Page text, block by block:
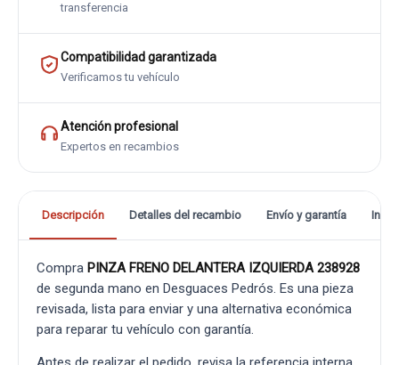
transferencia
Compatibilidad garantizada
Verificamos tu vehículo
Atención profesional
Expertos en recambios
Descripción Detalles del recambio Envío y garantía
Compra PINZA FRENO DELANTERA IZQUIERDA 238928
de segunda mano en Desguaces Pedrós. Es una pieza
revisada, lista para enviar y una alternativa económica
para reparar tu vehículo con garantía.